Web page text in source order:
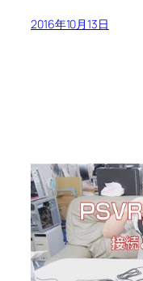
2016年10月13日